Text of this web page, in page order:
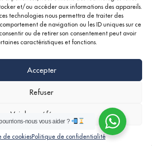
et/ou accéder aux informations des appareils.
technologies nous permettra de traiter des
de navigation ou les ID uniques sur ce
ou de retirer son consentement peut avoir
caractéristiques et fonctions.
Accepter
Refuser
Voir les préférences
de cookiesPolitique de confidentialité
+ Linkedin Instagram
Politique de confidentialités
nous vous aider ?